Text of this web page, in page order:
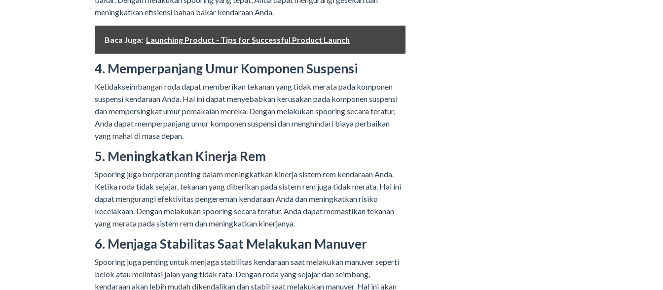
meningkatkan efisiensi bahan bakar kendaraan Anda.
Baca Juga: Launching Product - Tips for Successful Product Launch
4. Memperpanjang Umur Komponen Suspensi
Ketidakseimbangan roda dapat memberikan tekanan yang tidak merata pada komponen
suspensi kendaraan Anda. Hal ini dapat menyebabkan kerusakan pada komponen suspensi
dan mempersingkat umur pemakaian mereka. Dengan melakukan spooring secara teratur,
Anda dapat memperpanjang umur komponen suspensi dan menghindari biaya perbaikan
yang mahal di masa depan.
5. Meningkatkan Kinerja Rem
Spooring juga berperan penting dalam meningkatkan kinerja sistem rem kendaraan Anda.
Ketika roda tidak sejajar, tekanan yang diberikan pada sistem rem juga tidak merata. Hal ini
dapat mengurangi efektivitas pengereman kendaraan Anda dan meningkatkan risiko
kecelakaan. Dengan melakukan spooring secara teratur, Anda dapat memastikan tekanan
yang merata pada sistem rem dan meningkatkan kinerjanya.
6. Menjaga Stabilitas Saat Melakukan Manuver
Spooring juga penting untuk menjaga stabilitas kendaraan saat melakukan manuver seperti
belok atau melintasi jalan yang tidak rata. Dengan roda yang sejajar dan seimbang,
kendaraan akan lebih mudah dikendalikan dan stabil saat melakukan manuver. Hal ini akan